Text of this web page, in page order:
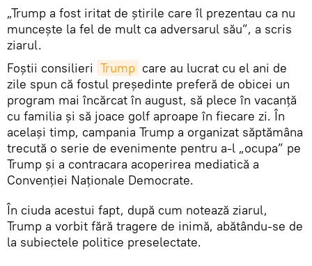
„Trump a fost iritat de știrile care îl prezentau ca nu
muncește la fel de mult ca adversarul său”, a scris
ziarul.
Foștii consilieri Trump care au lucrat cu el ani de
zile spun că fostul președinte preferă de obicei un
program mai încărcat în august, să plece în vacanță
cu familia și să joace golf aproape în fiecare zi. În
același timp, campania Trump a organizat săptămâna
trecută o serie de evenimente pentru a-l „ocupa” pe
Trump și a contracara acoperirea mediatică a
Convenției Naționale Democrate.
În ciuda acestui fapt, după cum notează ziarul,
Trump a vorbit fără tragere de inimă, abătându-se de
la subiectele politice preselectate.